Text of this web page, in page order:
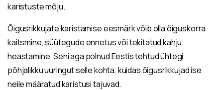
karistuste mõju.
Õigusrikkujate karistamise eesmärk võib olla õiguskorra
kaitsmine, süütegude ennetus või tekitatud kahju
heastamine. Seni aga polnud Eestis tehtud ühtegi
põhjalikku uuringut selle kohta, kuidas õigusrikkujad ise
neile määratud karistusi tajuvad.